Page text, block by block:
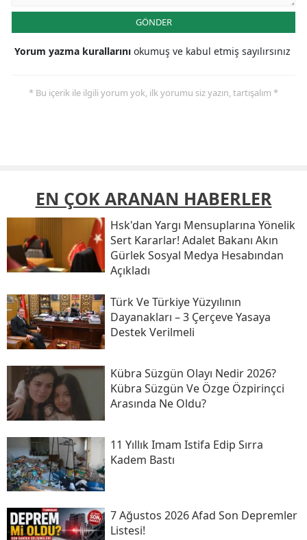
GÖNDER
Yorum yazma kurallarını okumuş ve kabul etmiş sayılırsınız
* Bu içerik ile ilgili yorum yok, ilk yorumu siz yazın, tartışalım *
EN ÇOK ARANAN HABERLER
Hsk'dan Yargı Mensuplarına Yönelik
Sert Kararlar! Adalet Bakanı Akın
Gürlek Sosyal Medya Hesabından
Açıkladı
Türk Ve Türkiye Yüzyılının
Dayanakları – 3 Çerçeve Yasaya
Destek Verilmeli
Kübra Süzgün Olayı Nedir 2026?
Kübra Süzgün Ve Özge Özpirinçci
Arasında Ne Oldu?
11 Yıllık Imam Istifa Edip Sırra
Kadem Bastı
7 Ağustos 2026 Afad Son Depremler
Listesi!